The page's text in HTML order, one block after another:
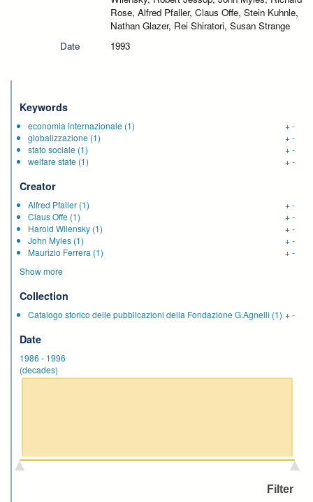
Rose, Alfred Pfaller, Claus Offe, Stein Kuhnle,
Nathan Glazer, Rei Shiratori, Susan Strange
Date
1993
Keywords
economia internazionale (1) +-
globalizzazione (1) +-
stato sociale (1) +-
welfare state (1) +-
Creator
Alfred Pfaller (1) +-
Claus Offe (1) +-
Harold Wilensky (1) +-
John Myles (1) +-
Maurizio Ferrera (1) +-
Show more
Collection
Catalogo storico delle pubblicazioni della Fondazione G.Agnelli (1) +-
Date
1986 - 1996
(decades)